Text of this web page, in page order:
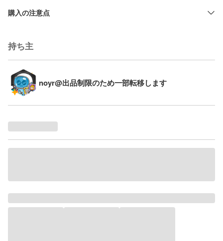
購入の注意点
持ち主
noyr@出品制限のため一部転移します